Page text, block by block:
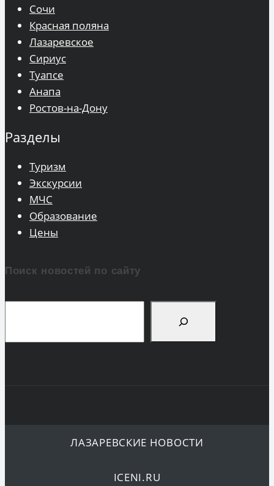
Сочи
Красная поляна
Лазаревское
Сириус
Туапсе
Анапа
Ростов-на-Дону
Разделы
Туризм
Экскурсии
МЧС
Образование
Цены
Поиск новостей по сайту
ЛАЗАРЕВСКИЕ НОВОСТИ
ICENI.RU